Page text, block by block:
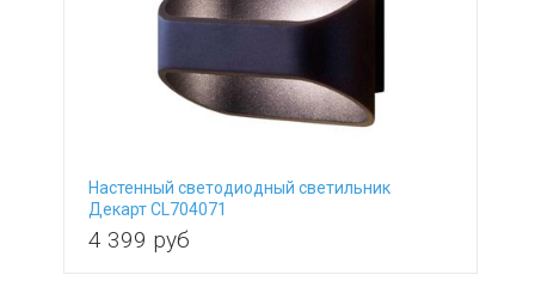
Настенный светодиодный светильник
Декарт CL704071
4 399 руб